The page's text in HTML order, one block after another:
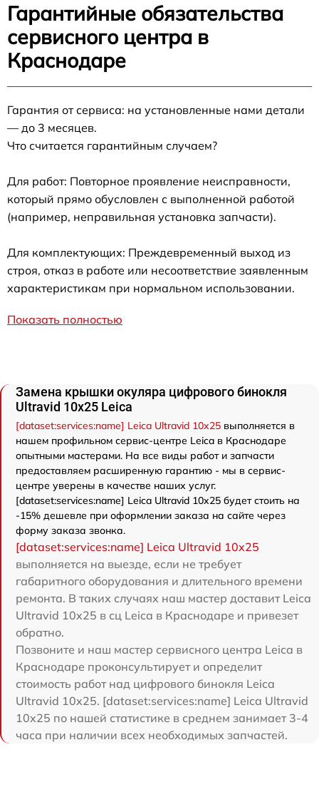
Гарантийные обязательства
сервисного центра в
Краснодаре
Гарантия от сервиса: на установленные нами детали
— до 3 месяцев.
Что считается гарантийным случаем?
Для работ: Повторное проявление неисправности,
который прямо обусловлен с выполненной работой
(например, неправильная установка запчасти).
Для комплектующих: Преждевременный выход из
строя, отказ в работе или несоответствие заявленным
характеристикам при нормальном использовании.
Показать полностью
Замена крышки окуляра цифрового бинокля
Ultravid 10x25 Leica
[dataset:services:name] Leica Ultravid 10x25 выполняется в
нашем профильном сервис-центре Leica в Краснодаре
опытными мастерами. На все виды работ и запчасти
предоставляем расширенную гарантию - мы в сервис-
центре уверены в качестве наших услуг.
[dataset:services:name] Leica Ultravid 10x25 будет стоить на
-15% дешевле при оформлении заказа на сайте через
форму заказа звонка.
[dataset:services:name] Leica Ultravid 10x25
выполняется на выезде, если не требует
габаритного оборудования и длительного времени
ремонта. В таких случаях наш мастер доставит Leica
Ultravid 10x25 в сц Leica в Краснодаре и привезет
обратно.
Позвоните и наш мастер сервисного центра Leica в
Краснодаре проконсультирует и определит
стоимость работ над цифрового бинокля Leica
Ultravid 10x25. [dataset:services:name] Leica Ultravid
10x25 по нашей статистике в среднем занимает 3-4
часа при наличии всех необходимых запчастей.